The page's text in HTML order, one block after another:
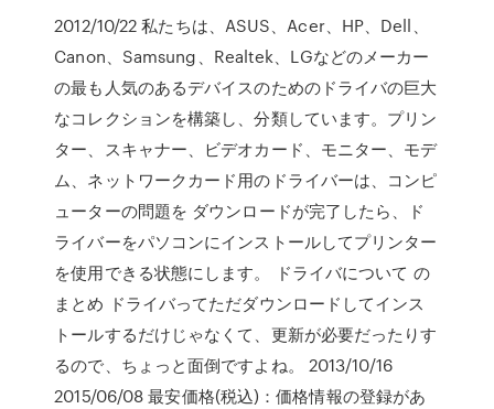
2012/10/22 私たちは、ASUS、Acer、HP、Dell、
Canon、Samsung、Realtek、LGなどのメーカー
の最も人気のあるデバイスのためのドライバの巨大
なコレクションを構築し、分類しています。プリン
ター、スキャナー、ビデオカード、モニター、モデ
ム、ネットワークカード用のドライバーは、コンピ
ューターの問題を ダウンロードが完了したら、ド
ライバーをパソコンにインストールしてプリンター
を使用できる状態にします。 ドライバについて の
まとめ ドライバってただダウンロードしてインス
トールするだけじゃなくて、更新が必要だったりす
るので、ちょっと面倒ですよね。 2013/10/16
2015/06/08 最安価格(税込)：価格情報の登録があ